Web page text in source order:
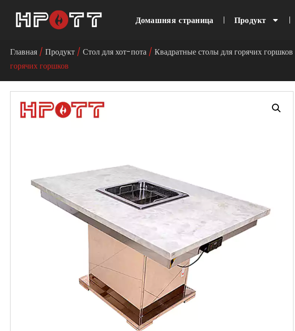
Домашняя страница Продукт
Главная / Продукт / Стол для хот-пота / Квадратные столы для горячих горшков
горячих горшков